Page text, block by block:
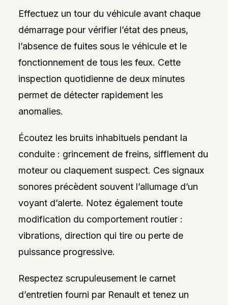
Effectuez un tour du véhicule avant chaque
démarrage pour vérifier l’état des pneus,
l’absence de fuites sous le véhicule et le
fonctionnement de tous les feux. Cette
inspection quotidienne de deux minutes
permet de détecter rapidement les
anomalies.
Écoutez les bruits inhabituels pendant la
conduite : grincement de freins, sifflement du
moteur ou claquement suspect. Ces signaux
sonores précèdent souvent l’allumage d’un
voyant d’alerte. Notez également toute
modification du comportement routier :
vibrations, direction qui tire ou perte de
puissance progressive.
Respectez scrupuleusement le carnet
d’entretien fourni par Renault et tenez un